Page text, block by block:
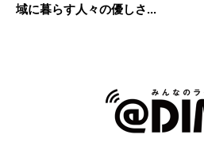
域に暮らす人々の優しさ...